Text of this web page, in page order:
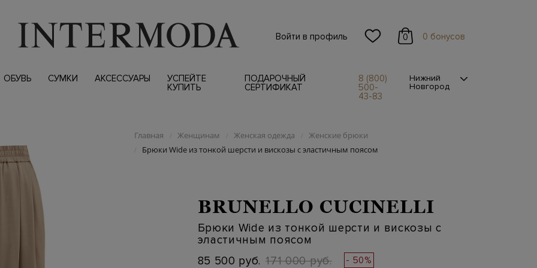
Войти в профиль 0 0 бонусов
ОБУВЬ СУМКИ АКСЕССУАРЫ
УСПЕЙТЕ
КУПИТЬ
ПОДАРОЧНЫЙ
СЕРТИФИКАТ
8 (800)
500-
43-83
Нижний
Новгород
Главная / Женщинам / Женская одежда / Женские брюки
/ Брюки Wide из тонкой шерсти и вискозы с эластичным поясом
BRUNELLO CUCINELLI
Брюки Wide из тонкой шерсти и вискозы с
эластичным поясом
85 500 руб. 171 000 руб. - 50%